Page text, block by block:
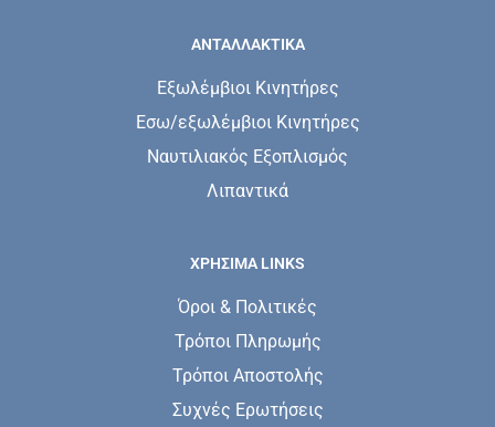
ΑΝΤΑΛΛΑΚΤΙΚΑ
Εξωλέμβιοι Κινητήρες
Εσω/εξωλέμβιοι Κινητήρες
Ναυτιλιακός Εξοπλισμός
Λιπαντικά
ΧΡΗΣΙΜΑ LINKS
Όροι & Πολιτικές
Τρόποι Πληρωμής
Τρόποι Αποστολής
Συχνές Ερωτήσεις